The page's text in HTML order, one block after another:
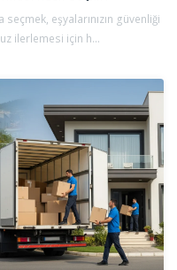
eşyalarınızın güvenliği
ilerlemesi için h...